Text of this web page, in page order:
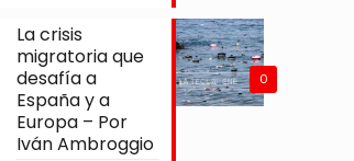
0
La crisis
migratoria que
desafía a
España y a
Europa – Por
Iván Ambroggio